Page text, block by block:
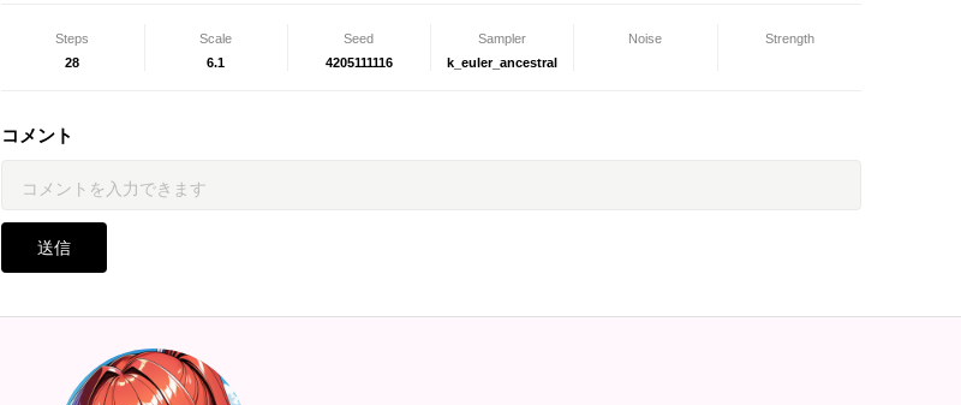
だよ。」
カルロス「そんなに珍しい事だったんですね。」
カルロス「はい！それはとても素敵な夜でした…」
レイド「バカ！何誤解を与える様な事言ってんだ！？オレが無茶やってお前を巻き込んだから償っ
てやっただけだぞ！？」
アルトゥール「結局変わらないだろ…」
角！オレ達は学校の方行きますからね！！」
Steps
28
Scale
6.1
Seed
4205111116
Sampler
k_euler_ancestral
Noise Strength
コメント
送信